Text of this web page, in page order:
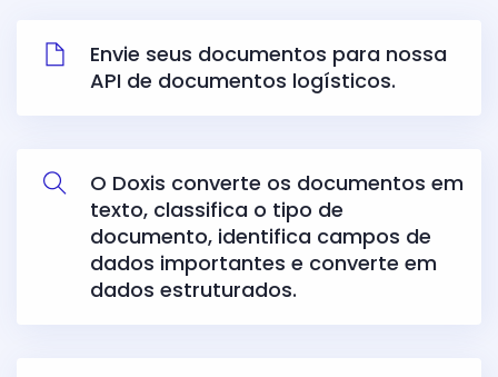
Envie seus documentos para nossa
API de documentos logísticos.
O Doxis converte os documentos em
texto, classifica o tipo de
documento, identifica campos de
dados importantes e converte em
dados estruturados.